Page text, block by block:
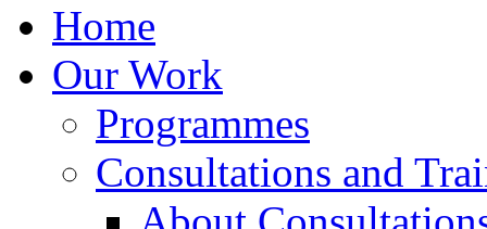
Home
Our Work
Programmes
Consultations and